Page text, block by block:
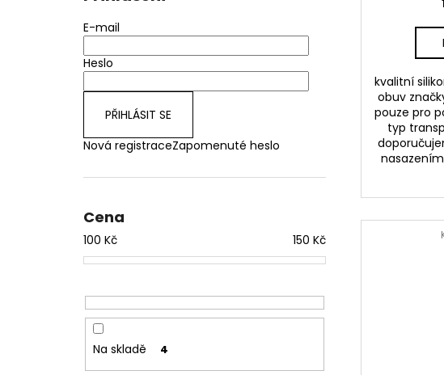
E-mail
Heslo
PŘIHLÁSIT SE
Nová registraceZapomenuté heslo
Cena
100 Kč 150 Kč
Na skladě 4
kvalitní
obuv
pouze pro
typ